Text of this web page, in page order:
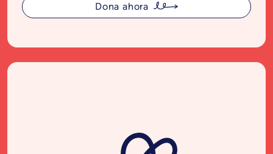
Dona ahora